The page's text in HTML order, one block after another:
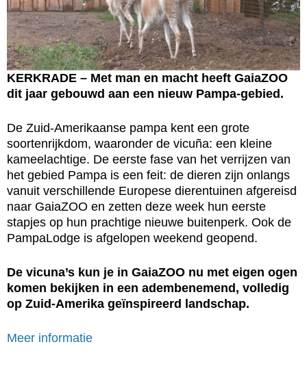
KERKRADE – Met man en macht heeft GaiaZOO
dit jaar gebouwd aan een nieuw Pampa-gebied.
De Zuid-Amerikaanse pampa kent een grote
soortenrijkdom, waaronder de vicuña: een kleine
kameelachtige. De eerste fase van het verrijzen van
het gebied Pampa is een feit: de dieren zijn onlangs
vanuit verschillende Europese dierentuinen afgereisd
naar GaiaZOO en zetten deze week hun eerste
stapjes op hun prachtige nieuwe buitenperk. Ook de
PampaLodge is afgelopen weekend geopend.
De vicuna’s kun je in GaiaZOO nu met eigen ogen
komen bekijken in een adembenemend, volledig
op Zuid-Amerika geïnspireerd landschap.
Meer informatie